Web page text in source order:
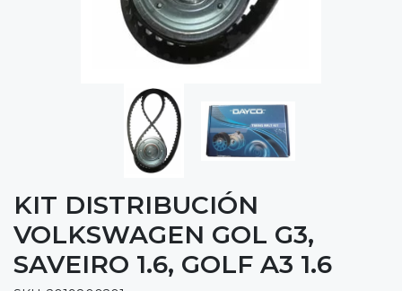
KIT DISTRIBUCIÓN
VOLKSWAGEN GOL G3,
SAVEIRO 1.6, GOLF A3 1.6